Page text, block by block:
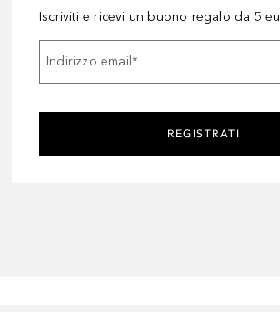
Iscriviti e ricevi un buono regalo da 5
Indirizzo email *
REGISTRATI